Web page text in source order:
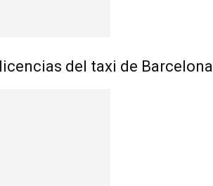
del taxi de